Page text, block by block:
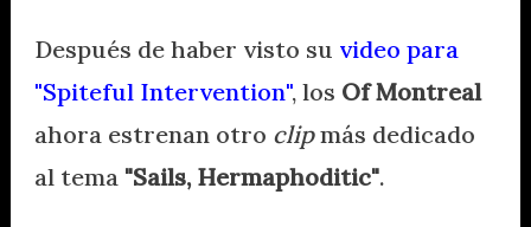
Después de haber visto su video para
"Spiteful Intervention", los Of Montreal
ahora estrenan otro clipmás dedicado
al tema "Sails, Hermaphoditic".